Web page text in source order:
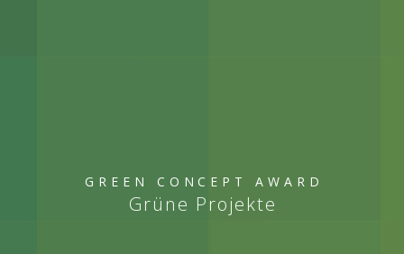
GREEN CONCEPT AWARD
Grüne Projekte